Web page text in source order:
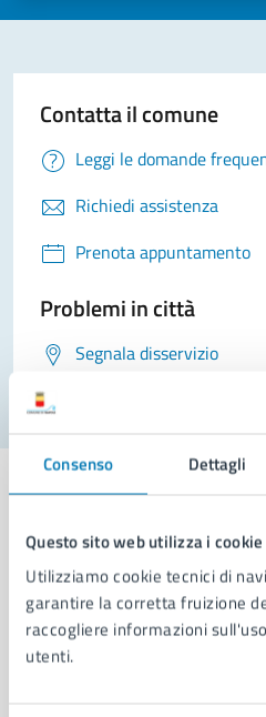
Consenso Dettagli
Questo sito web utilizza i cookie
Utilizziamo cookie tecnici di
garantire la corretta fruizione
raccogliere informazioni
utenti.
Contatta il comune
Leggi le domande
Richiedi assistenza
Prenota appuntamento
Problemi in città
Segnala disservizio
Comune di Napoli
AMMINISTRAZIONE
Aree amministrative